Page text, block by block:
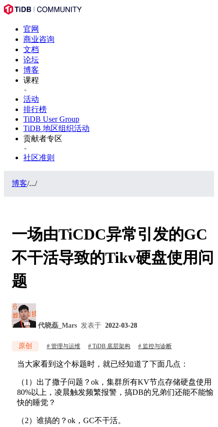
官网
商业咨询
文档
论坛
博客
课程
活动
排行榜
TiDB User Group
TiDB 地区组织活动
贡献者专区
社区准则
博客/.../
一场由TiCDC异常引发的GC
不干活导致的Tikv硬盘使用问
题
代晓磊_Mars 发表于 2022-03-28
原创 管理与运维 TiDB 底层架构 监控与诊断
当大家看到这个标题时，就已经知道了下面几点：
（1）出了撒子问题？ok，集群所有KV节点存储硬盘使用
80%以上，凌晨触发频繁报警，搞DB的兄弟们还能不能愉
快的睡觉？
（2）谁搞的？ok，GC不干活。